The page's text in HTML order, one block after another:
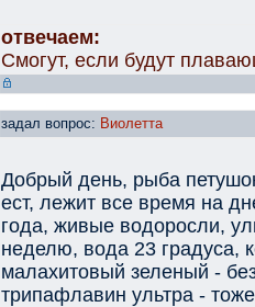
отвечаем:
Смогут, если будут
задал вопрос: Виолетта
Добрый день, рыба
ест, лежит все время на
года, живые водоросли,
неделю, вода 23 градуса,
малахитовый зеленый -
трипафлавин ультра -